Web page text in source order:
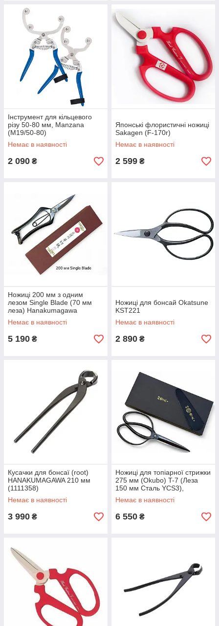
Інструмент для кільцевого
різу 50-80 мм, Manzana
(M19/50-80)
Немає в наявності
2 090 ₴
Японські флористичні ножиці
Sakagen (F-170r)
Немає в наявності
2 599 ₴
Ножиці 200 мм з одним
лезом Single Blade (70 мм
леза) Hanakumagawa
(4580149742109)
Немає в наявності
5 190 ₴
Ножиці для бонсай Okatsune
KST221
Немає в наявності
2 890 ₴
Кусачки для бонсаї (root)
HANAKUMAGAWA 210 мм
(1111358)
Немає в наявності
3 990 ₴
Ножиці для топіарної стрижки
275 мм (Okubo) T-7 (Леза
150 мм Сталь YCS3),
HIDEHISA Toyama Hamono
Немає в наявності
6 550 ₴